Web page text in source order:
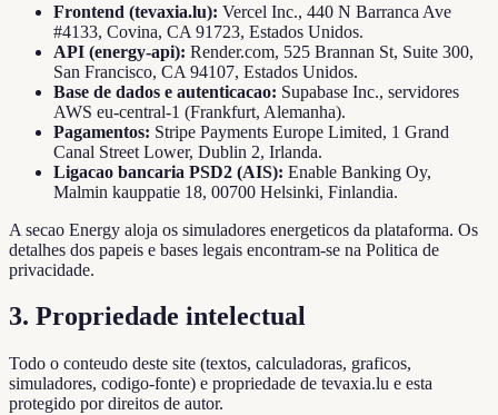
Frontend (tevaxia.lu): Vercel Inc., 440 N Barranca Ave
#4133, Covina, CA 91723, Estados Unidos.
API (energy-api): Render.com, 525 Brannan St, Suite 300,
San Francisco, CA 94107, Estados Unidos.
Base de dados e autenticacao: Supabase Inc., servidores
AWS eu-central-1 (Frankfurt, Alemanha).
Pagamentos: Stripe Payments Europe Limited, 1 Grand
Canal Street Lower, Dublin 2, Irlanda.
Ligacao bancaria PSD2 (AIS): Enable Banking Oy,
Malmin kauppatie 18, 00700 Helsinki, Finlandia.
A secao Energy aloja os simuladores energeticos da plataforma. Os
detalhes dos papeis e bases legais encontram-se na Politica de
privacidade.
3. Propriedade intelectual
Todo o conteudo deste site (textos, calculadoras, graficos,
simuladores, codigo-fonte) e propriedade de tevaxia.lu e esta
protegido por direitos de autor.